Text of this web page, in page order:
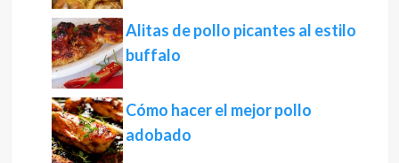
Alitas de pollo picantes al estilo
buffalo
Cómo hacer el mejor pollo
adobado